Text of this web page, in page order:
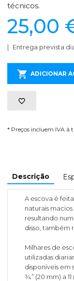
técnicos.
25,00
Entrega prevista
ADICIONAR
* Preços incluem IVA à
Descrição
A escova é
naturais
resultando
disso, também
Milhares de
utilizadas
disponíveis em
¾” (20 mm) a 11